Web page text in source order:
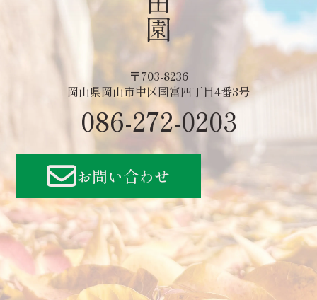
〒703-8236
岡山県岡山市中区国富四丁目4番3号
086-272-0203
お問い合わせ